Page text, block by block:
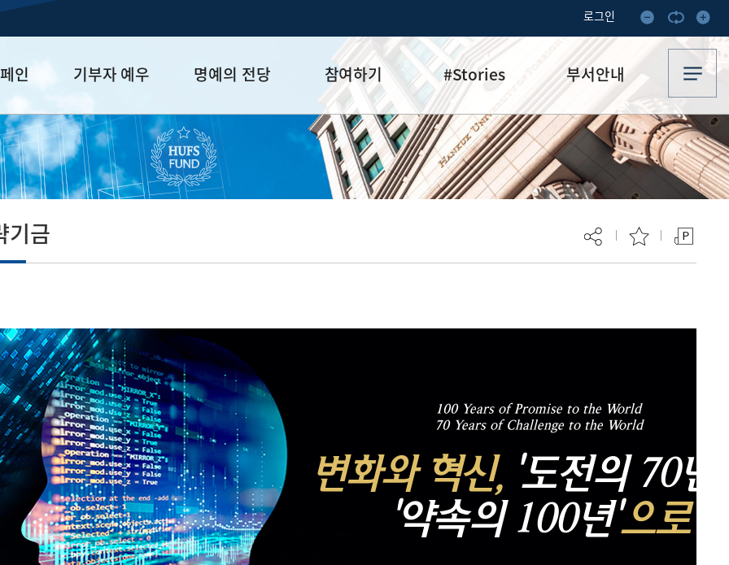
로그인
인
금
기부자 예우
예우 프로그램
세제 혜택
명예의 전당
HUFS Honor
Diamond Club
Platinum Club
참여하기
참여방법
기부하기
잠재기부자 추천
#Stories
기부·수혜스토리
기금소식
이달의 기부자
부서안내
업무안내
오시는 길
기금
100 Years of Promise to the World
70 Years of Challenge to the World
변화와 혁신, '도전의 70년'
'약속의 100년'으로